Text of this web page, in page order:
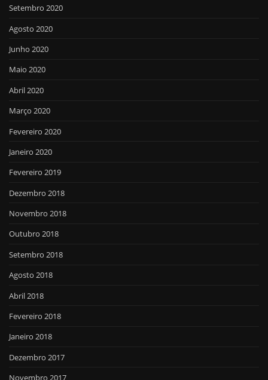
Setembro 2020
Agosto 2020
Junho 2020
Maio 2020
Abril 2020
Março 2020
Fevereiro 2020
Janeiro 2020
Fevereiro 2019
Dezembro 2018
Novembro 2018
Outubro 2018
Setembro 2018
Agosto 2018
Abril 2018
Fevereiro 2018
Janeiro 2018
Dezembro 2017
Novembro 2017